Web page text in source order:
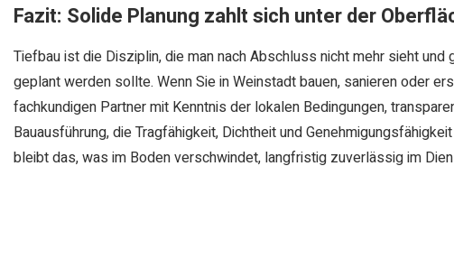
Fazit: Solide Planung zahlt sich unter der
Tiefbau ist die Disziplin, die man nach Abschluss nicht mehr sieht
geplant werden sollte. Wenn Sie in Weinstadt bauen, sanieren oder
fachkundigen Partner mit Kenntnis der lokalen Bedingungen,
Bauausführung, die Tragfähigkeit, Dichtheit und
bleibt das, was im Boden verschwindet, langfristig zuverlässig im